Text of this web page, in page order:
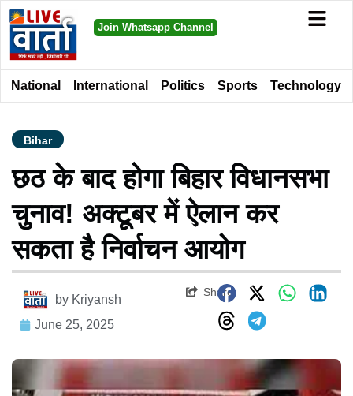
Join Whatsapp Channel
National International Politics Sports Technology
Bihar
छठ के बाद होगा बिहार विधानसभा
चुनाव! अक्टूबर में ऐलान कर
सकता है निर्वाचन आयोग
by Kriyansh
June 25, 2025
Share